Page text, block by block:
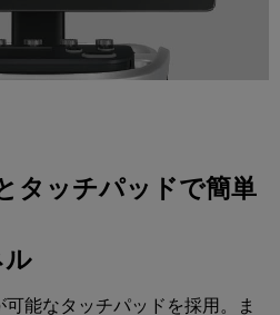
タッチパッドで簡単
能なタッチパッドを採用。ま